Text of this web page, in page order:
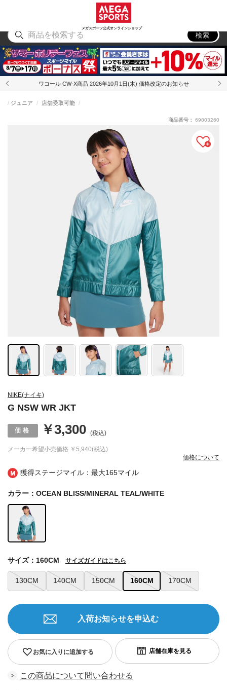
メガスポーツ公式オンラインショップ
アウトドア
検索
ワコール CW-X商品 2026年10月1日(木) 価格改定のお知らせ
獲得ステージマイル：最大165マイル
NIKE(ナイキ)
G NSW WR JKT
ジュニア 店舗受取可能
メーカー希望小売価格 ￥5,940(税込)
￥3,300 (税込)
価格について
商品番号： 69803260
カラー：OCEAN BLISS/MINERAL TEAL/WHITE
130CM 140CM 150CM 160CM 170CM
サイズ：160CM サイズガイドはこちら
お気に入りに追加する
入荷お知らせを申込む
この商品について問い合わせる